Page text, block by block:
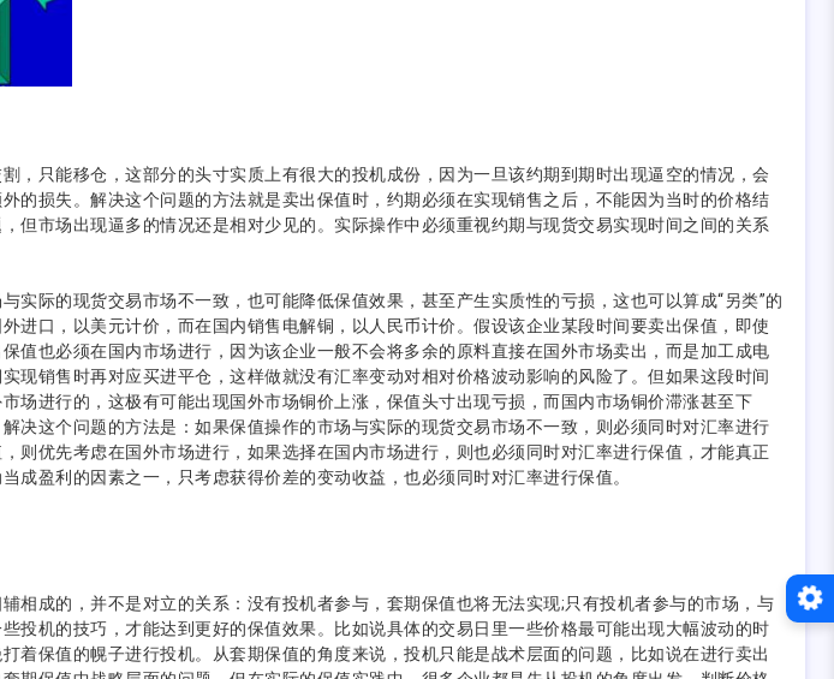
只能移仓，这部分的头寸实质上有很大的投机成份，因为一旦该约期到期时出现逼空的情况，会
的损失。解决这个问题的方法就是卖出保值时，约期必须在实现销售之后，不能因为当时的价格结
但市场出现逼多的情况还是相对少见的。实际操作中必须重视约期与现货交易实现时间之间的关系
际的现货交易市场不一致，也可能降低保值效果，甚至产生实质性的亏损，这也可以算成“另类”的
进口，以美元计价，而在国内销售电解铜，以人民币计价。假设该企业某段时间要卖出保值，即使
值也必须在国内市场进行，因为该企业一般不会将多余的原料直接在国外市场卖出，而是加工成电
现销售时再对应买进平仓，这样做就没有汇率变动对相对价格波动影响的风险了。但如果这段时间
场进行的，这极有可能出现国外市场铜价上涨，保值头寸出现亏损，而国内市场铜价滞涨甚至下
决这个问题的方法是：如果保值操作的市场与实际的现货交易市场不一致，则必须同时对汇率进行
则优先考虑在国外市场进行，如果选择在国内市场进行，则也必须同时对汇率进行保值，才能真正
成盈利的因素之一，只考虑获得价差的变动收益，也必须同时对汇率进行保值。
成的，并不是对立的关系：没有投机者参与，套期保值也将无法实现;只有投机者参与的市场，与
投机的技巧，才能达到更好的保值效果。比如说具体的交易日里一些价格最可能出现大幅波动的时
着保值的幌子进行投机。从套期保值的角度来说，投机只能是战术层面的问题，比如说在进行卖出